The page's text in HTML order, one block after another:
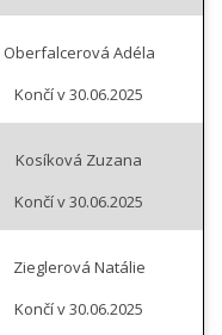
Oberfalcerová Adéla
Končí v 30.06.2025
Kosíková Zuzana
Končí v 30.06.2025
Zieglerová Natálie
Končí v 30.06.2025